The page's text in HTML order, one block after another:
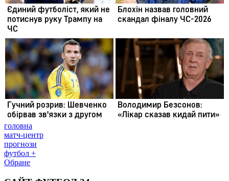
головна
матч-центр
прогнози
футбол +
Обране